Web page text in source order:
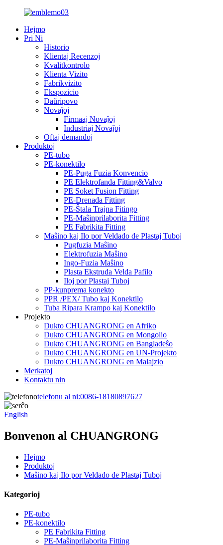
Hejmo
Pri Ni
Historio
Klientaj Recenzoj
Kvalitkontrolo
Klienta Vizito
Fabrikvizito
Ekspozicio
Daŭripovo
Novaĵoj
Firmaaj Novaĵoj
Industriaj Novaĵoj
Oftaj demandoj
Produktoj
PE-tubo
PE-konektilo
PE-Puga Fuzia Konvencio
PE Elektrofanda Fitting&Valvo
PE Soket Fusion Fitting
PE-Drenada Fitting
PE-Ŝtala Trajna Fitingo
PE-Maŝinprilaborita Fitting
PE Fabrikita Fitting
Maŝino kaj Ilo por Veldado de Plastaj Tuboj
Pugfuzia Maŝino
Elektrofuzia Maŝino
Ingo-Fuzia Maŝino
Plasta Ekstruda Velda Pafilo
Iloj por Plastaj Tuboj
PP-kunprema konekto
PPR /PEX/ Tubo kaj Konektilo
Tuba Ripara Krampo kaj Konektilo
Projekto
Dukto CHUANGRONG en Afriko
Dukto CHUANGRONG en Mongolio
Dukto CHUANGRONG en Bangladeŝo
Dukto CHUANGRONG en UN-Projekto
Dukto CHUANGRONG en Malajzio
Merkatoj
Kontaktu nin
telefonu al ni:0086-18180897627
English
Bonvenon al CHUANGRONG
Hejmo
Produktoj
Maŝino kaj Ilo por Veldado de Plastaj Tuboj
Kategorioj
PE-tubo
PE-konektilo
PE Fabrikita Fitting
PE-Maŝinprilaborita Fitting